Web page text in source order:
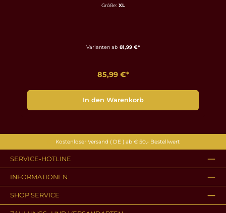
Größe: XL
Varianten ab 81,99 €*
85,99 €*
In den Warenkorb
Kostenloser Versand ( DE ) ab € 50,- Bestellwert
SERVICE-HOTLINE
INFORMATIONEN
SHOP SERVICE